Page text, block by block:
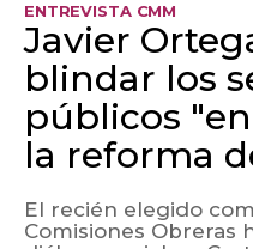
ENTREVISTA CMM
Javier
blindar los
públicos
la reforma
El recién elegido
Comisiones Obreras